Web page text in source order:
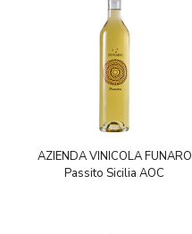
AZIENDA VINICOLA FUNARO
Passito Sicilia AOC